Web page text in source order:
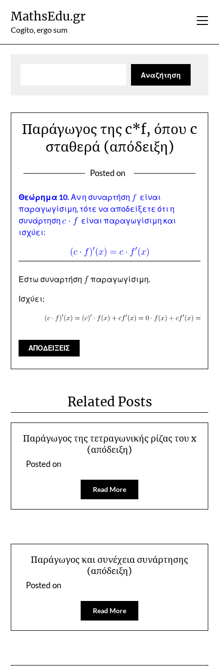
content
MathsEdu.gr
Cogito, ergo sum
Αναζήτηση
Παράγωγος της c*f, όπου c
σταθερά (απόδειξη)
Posted on
Θεώρημα 10.Αν η συναρτήση
είναι
παραγωγίσιμη, τότε να αποδείξετε ότι η
συνάρτηση
είναι παραγωγίσιμη και
ισχύει:
Εστω συναρτήση παραγωγίσιμη.
Ισχύει:
ΑΠΟΔΕΙΞΕΙΣ
Related Posts
Παράγωγος της τετραγωνικής ρίζας του x
(απόδειξη)
Posted on
Read More
Παράγωγος και συνέχεια συνάρτησης
(απόδειξη)
Posted on
Read More